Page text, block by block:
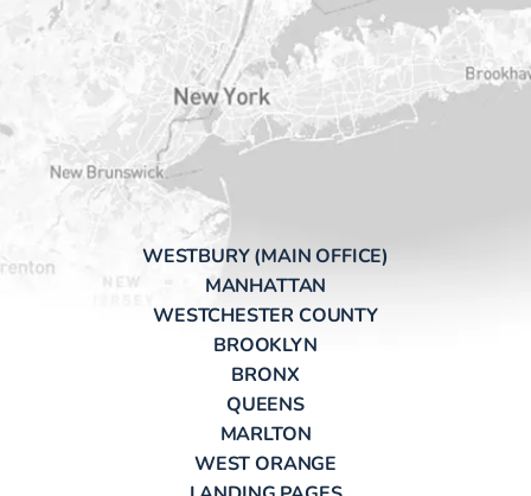
WESTBURY (MAIN OFFICE)
MANHATTAN
WESTCHESTER COUNTY
BROOKLYN
BRONX
QUEENS
MARLTON
WEST ORANGE